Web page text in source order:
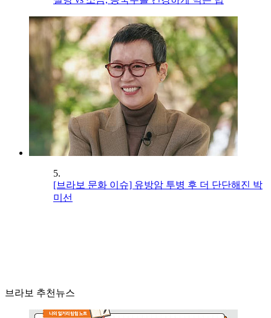
5.
[브라보 문화 이슈] 유방암 투병 후 더 단단해진 박
미선
브라보 추천뉴스